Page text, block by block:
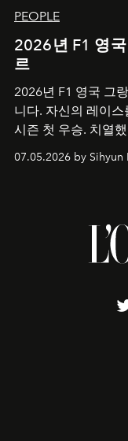
PEOPLE
2026년 F1 영
르
2026년 F1 영국 그
니다. 자신의 레이
시즌 첫 우승. 치열
07.05.2026 by Sihyun